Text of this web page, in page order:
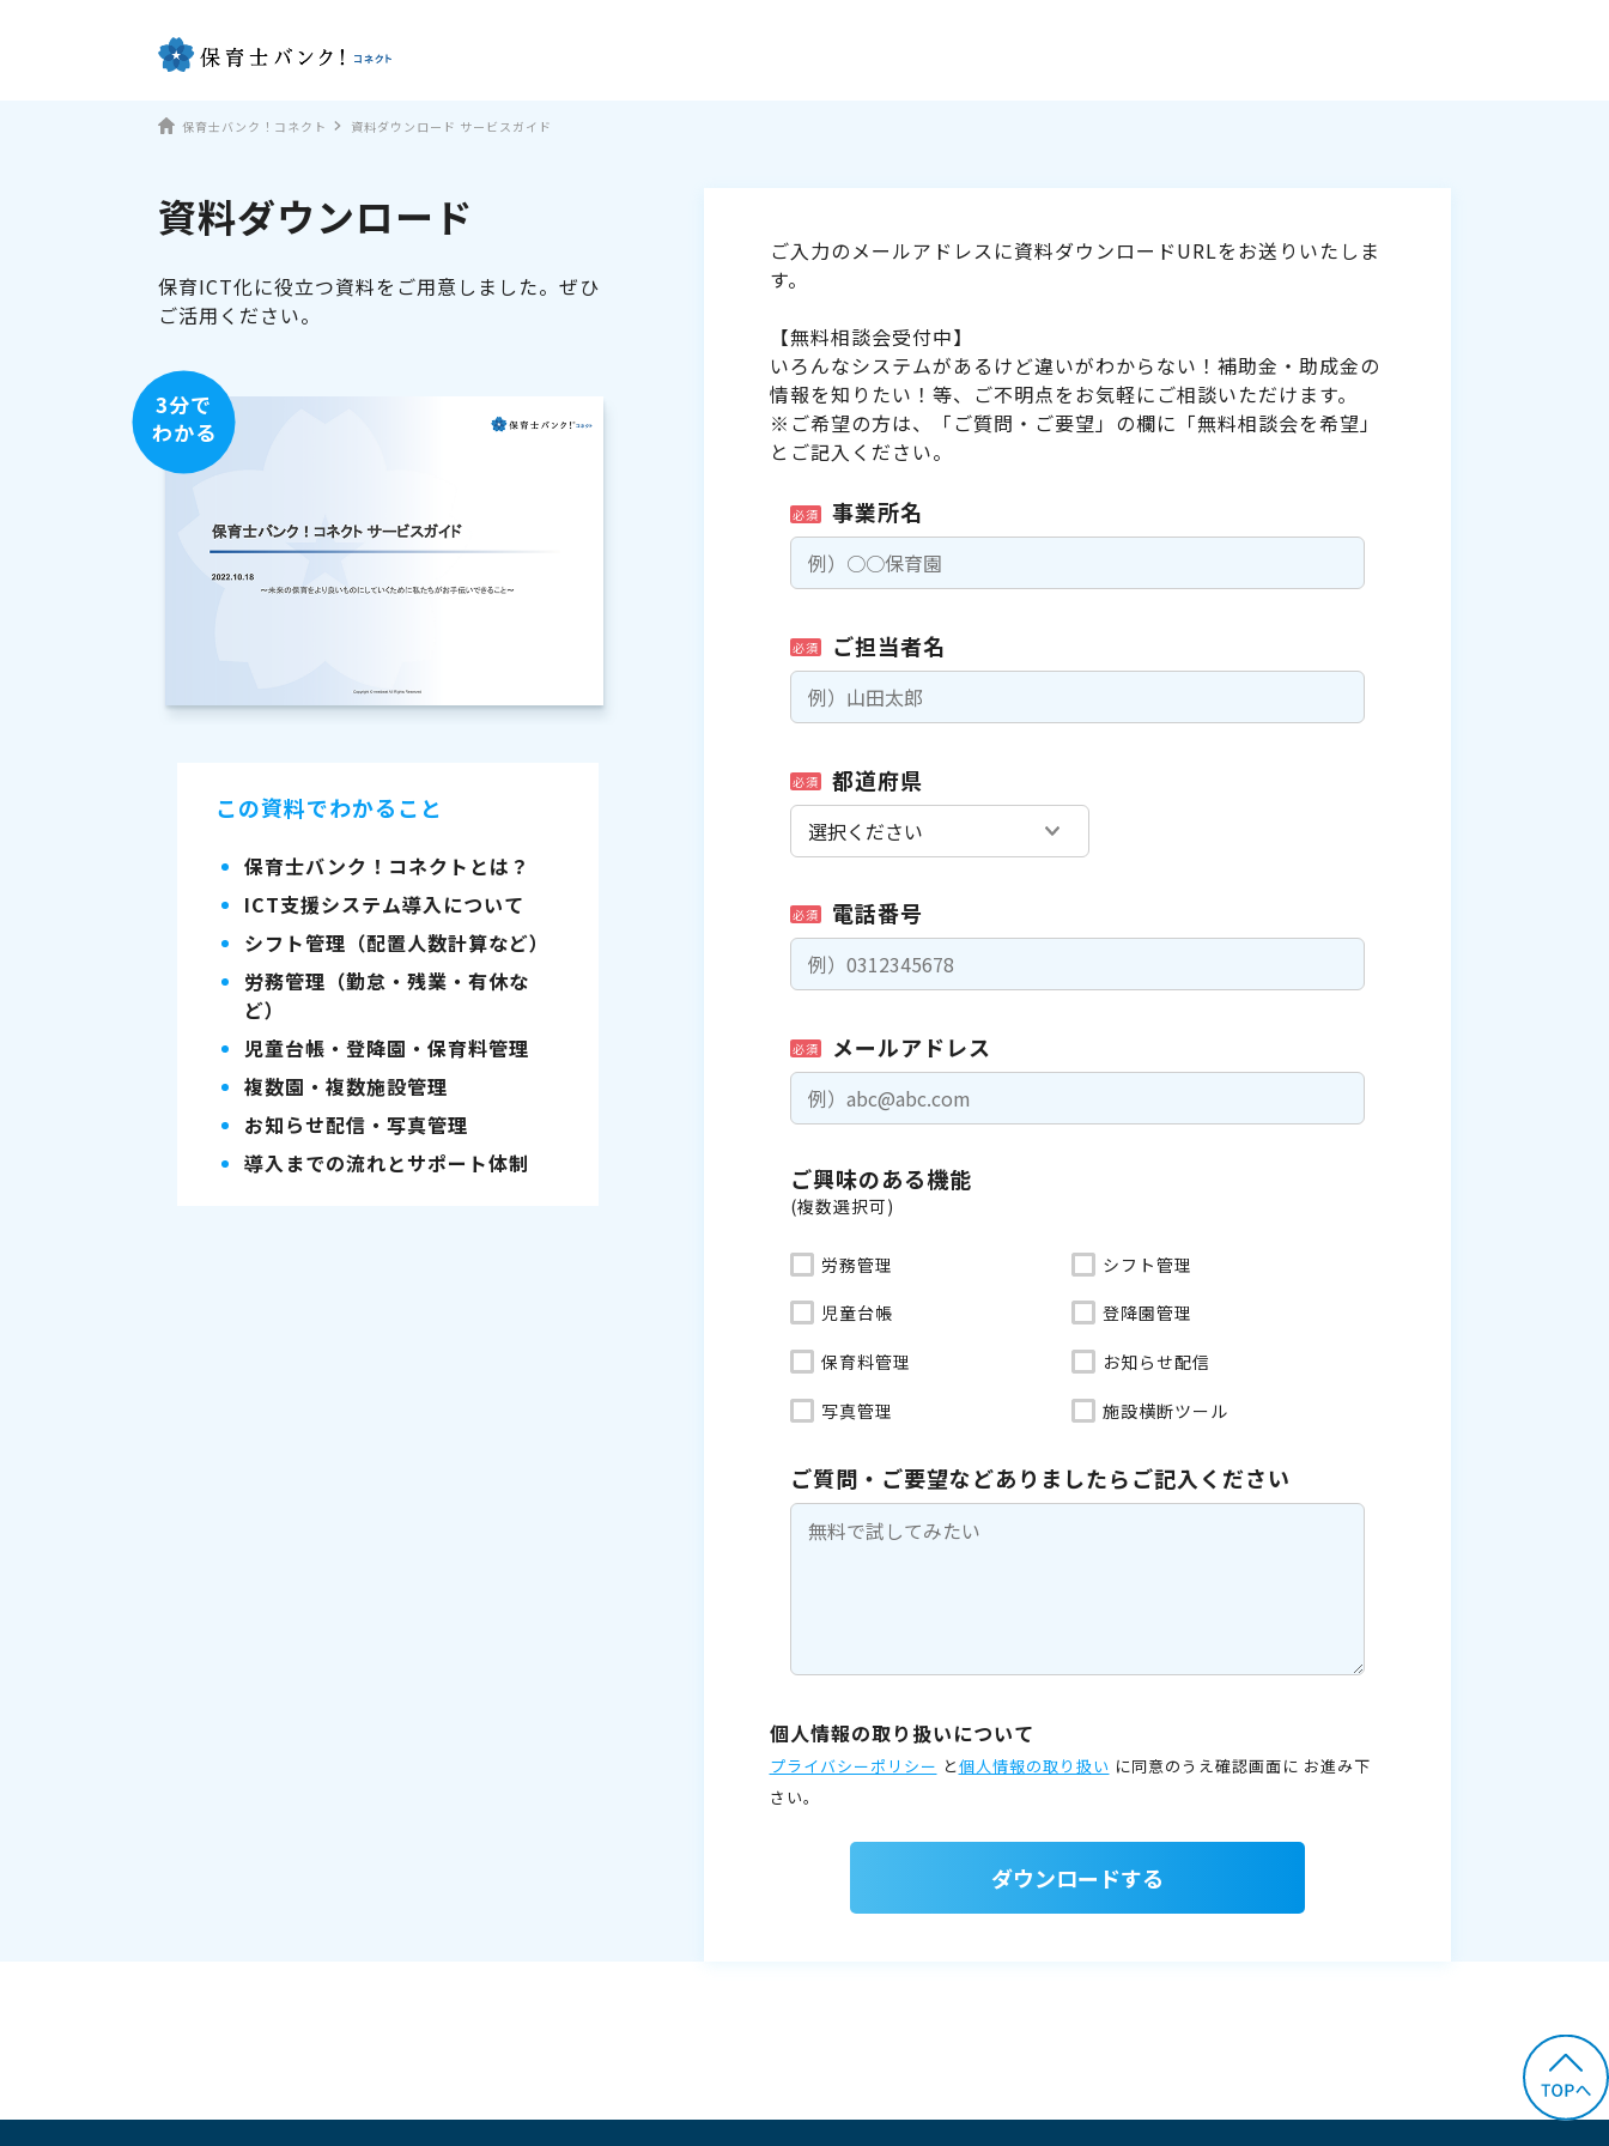
保育士バンク！コネクト 資料ダウンロード サービスガイド
資料ダウンロード
保育ICT化に役立つ資料をご用意しました。ぜひ
ご活用ください。
3分で
わかる
この資料でわかること
保育士バンク！コネクトとは？
ICT支援システム導入について
シフト管理（配置人数計算など）
労務管理（勤怠・残業・有休な
ど）
児童台帳・登降園・保育料管理
複数園・複数施設管理
お知らせ配信・写真管理
導入までの流れとサポート体制
ご入力のメールアドレスに資料ダウンロードURLをお送りいたしま
す。
【無料相談会受付中】
いろんなシステムがあるけど違いがわからない！補助金・助成金の
情報を知りたい！等、ご不明点をお気軽にご相談いただけます。
※ご希望の方は、「ご質問・ご要望」の欄に「無料相談会を希望」
とご記入ください。
必須 事業所名
必須 ご担当者名
必須 都道府県
必須 電話番号
必須 メールアドレス
ご興味のある機能
(複数選択可)
労務管理 シフト管理
児童台帳 登降園管理
保育料管理 お知らせ配信
写真管理 施設横断ツール
ご質問・ご要望などありましたらご記入ください
個人情報の取り扱いについて
プライバシーポリシー と個人情報の取り扱い に同意のうえ確認画面に お進み下
さい。
ダウンロードする